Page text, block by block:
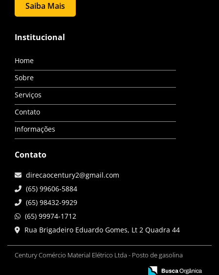
Saiba Mais
Institucional
Home
Sobre
Serviços
Contato
Informações
Contato
direcaocentury2@gmail.com
(65) 99606-5884
(65) 98432-9929
(65) 99974-1712
Rua Brigadeiro Eduardo Gomes, Lt 2 Quadra 44
Century Comércio Material Elétrico Ltda - Posto de gasolina